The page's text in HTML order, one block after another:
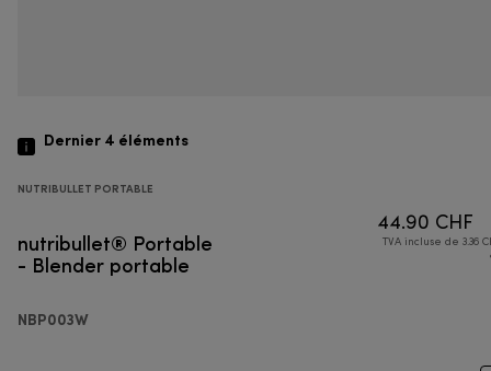
Dernier 4 éléments
NUTRIBULLET PORTABLE
nutribullet® Portable
- Blender portable
NBP003W
44.90 CHF
TVA incluse de 3.36